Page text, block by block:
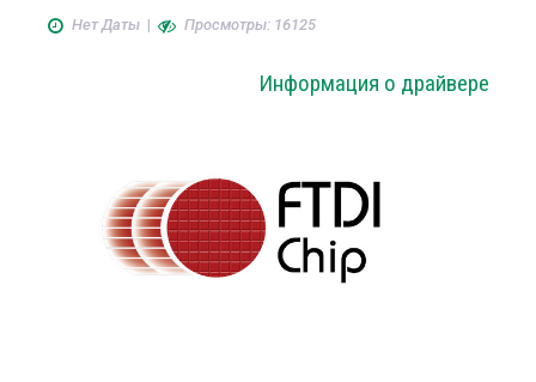
Нет Даты| Просмотры: 16125
Информация о драйвере